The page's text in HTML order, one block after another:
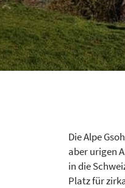
Die Alpe
aber urigen
in die
Platz für